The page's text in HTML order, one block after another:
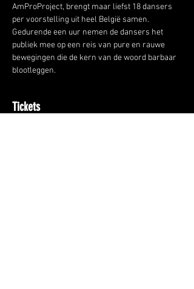
AmProProject, brengt maar liefst 18 dansers
per voorstelling uit heel België samen.
Gedurende een uur nemen de dansers het
publiek mee op een reis van pure en rauwe
bewegingen die de kern van de woord barbaar
blootleggen.
Tickets